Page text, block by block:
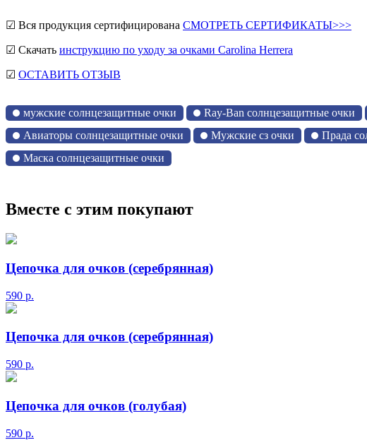
☑ Вся продукция сертифицирована СМОТРЕТЬ СЕРТИФИКАТЫ>>>
☑ Скачать инструкцию по уходу за очками Carolina Herrera
☑ ОСТАВИТЬ ОТЗЫВ
мужские солнцезащитные очки Ray-Ban солнцезащитные очки
Авиаторы солнцезащитные очки
Мужские сз очки
Прада
Маска солнцезащитные очки
Вместе с этим покупают
Цепочка для очков (серебрянная)
590 р.
Цепочка для очков (серебрянная)
590 р.
Цепочка для очков (голубая)
590 р.